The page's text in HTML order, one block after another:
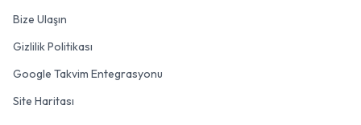
Bize Ulaşın
Gizlilik Politikası
Google Takvim Entegrasyonu
Site Haritası